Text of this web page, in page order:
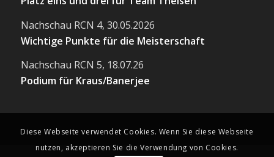
Nachschau RCN 4, 30.05.2026
Wichtige Punkte für die Meisterschaft
Nachschau RCN 5, 18.07.26
Podium für Kraus/Banerjee
Diese Webseite verwendet Cookies. Wenn Sie diese Webseite
nutzen, akzeptieren Sie die Verwendung von Cookies.